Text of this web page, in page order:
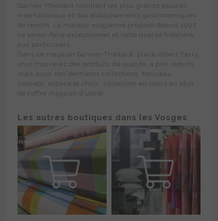
Garnier-Thiebaut habillent les plus grands palaces
internationaux et des établissements gastronomiques
de renom. La marque vosgienne propose depuis 1995
ce savoir-faire exceptionnel et cette qualité hôtelière
aux particuliers.
Dans ce magasin Garnier-Thiebaut, place Albert Ferry,
vous trouverez des produits de qualité, à prix réduits,
mais aussi nos dernières collections. Nouveau
concept, espace et choix, collection en cours en plus
de l’offre magasin d’usine.
Les autres boutiques dans les Vosges